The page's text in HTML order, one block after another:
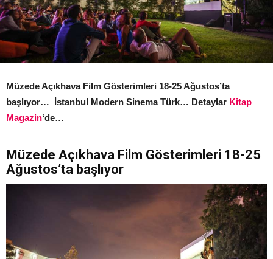
Müzede Açıkhava Film Gösterimleri 18-25 Ağustos’ta
başlıyor… İstanbul Modern Sinema Türk… Detaylar Kitap
Magazin‘de…
Müzede Açıkhava Film Gösterimleri 18-25
Ağustos’ta başlıyor